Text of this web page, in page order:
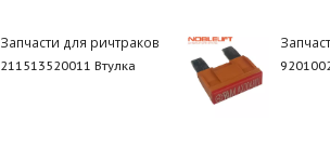
Запчасти для ричтраков
211513520011 Втулка